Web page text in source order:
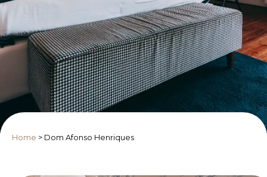
Home > Dom Afonso Henriques